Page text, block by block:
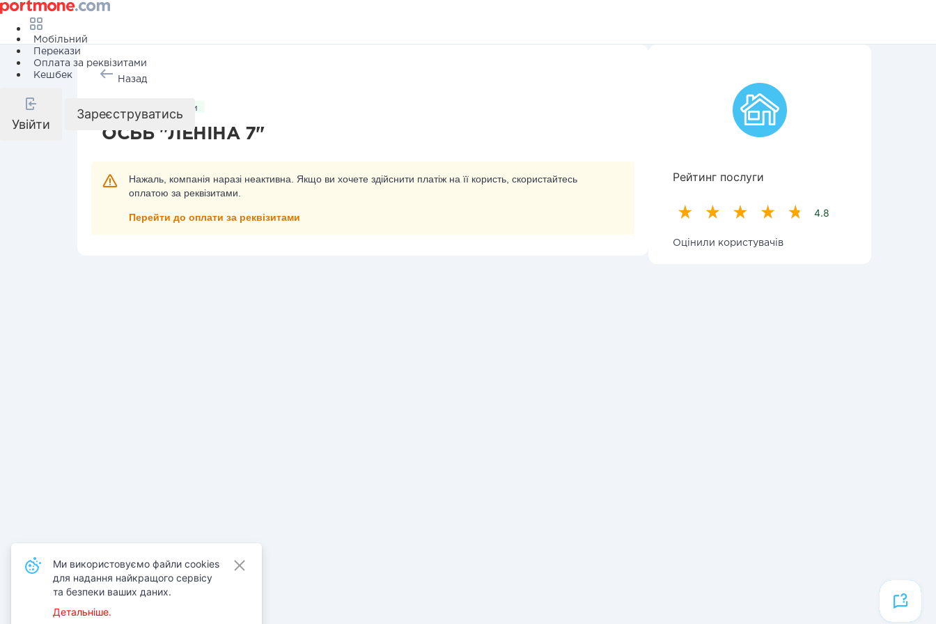
Мобільний
Перекази
Оплата за реквізитами
Кешбек
Увійти
Зареєструватись
Назад
Комунальні послуги
ОСББ "ЛЕНІНА 7"
Нажаль, компанія наразі неактивна. Якщо ви хочете здійснити платіж на її користь, скористайтесь
оплатою за реквізитами.
Перейти до оплати за реквізитами
Рейтинг послуги
4.8
Оцінили користувачів
Ми використовуємо файли cookies
для надання найкращого сервісу
та безпеки ваших даних.
Детальніше.